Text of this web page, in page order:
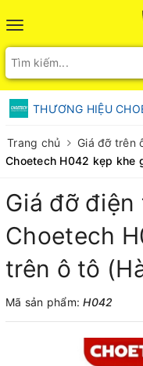
Toggle
navigation
THƯƠNG HIỆU
Trang chủ Giá đỡ trên
Choetech H042 kẹp khe
Giá đỡ
Choetech
trên ô tô
Mã sản phẩm:H042